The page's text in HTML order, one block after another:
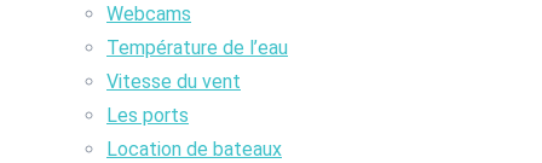
Webcams
Température de l’eau
Vitesse du vent
Les ports
Location de bateaux